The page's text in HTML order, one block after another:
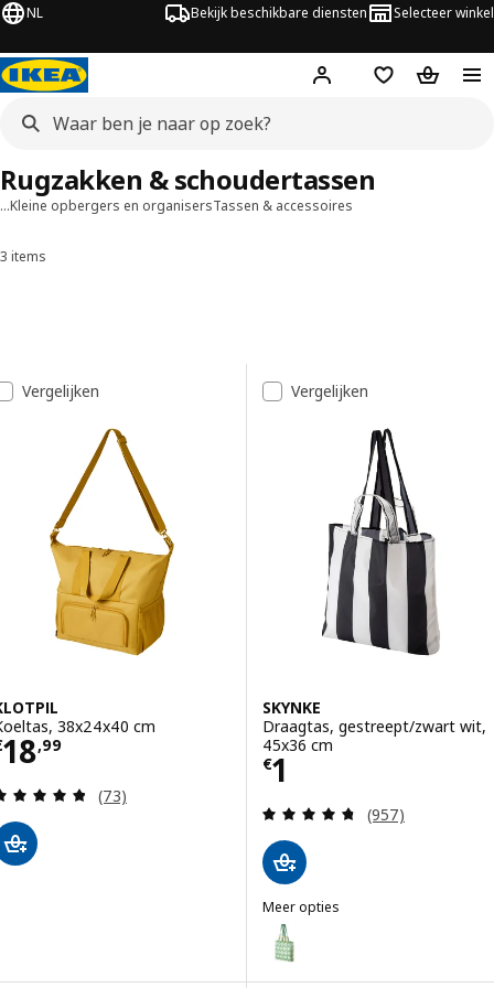
NL Bekijk beschikbare diensten Selecteer winkel
Hej! Log inVerlanglijstje
…Kleine opbergers en organisersTassen & accessoires
Rugzakken & schoudertassen
Sorteren en filteren
3 items
Resultatenlijst
Vergelijken
38x24x40 cm
18,99€ 18,99
Beoordeling: 4.8 van 5 sterren. Totaal
(73)
Vergelijken
SKYNKE
Draagtas, gestreept/zwart wit,
45x36 cm
€1
Prijs € 1
Beoordeling:
(957)
Meer opties
SKYNKE
Optie: SKYNKE, Draagtas,